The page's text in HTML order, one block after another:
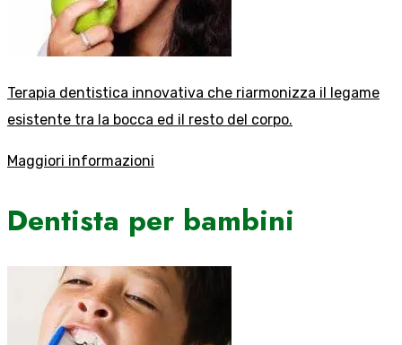
Terapia dentistica innovativa che riarmonizza il legame
esistente tra la bocca ed il resto del corpo.
Maggiori informazioni
Dentista per bambini